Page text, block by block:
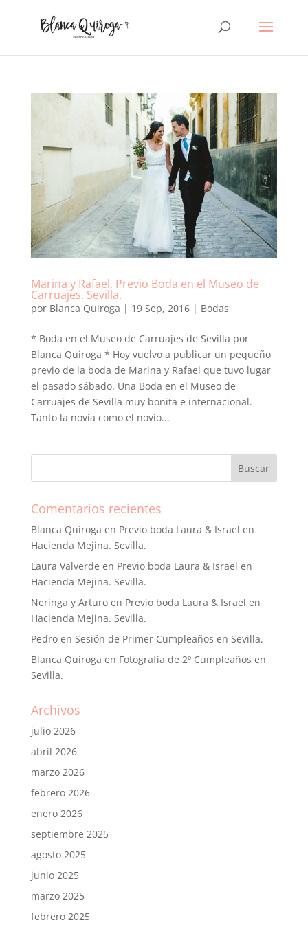
Marina y Rafael. Previo Boda en el Museo de
Carruajes. Sevilla.
por Blanca Quiroga | 19 Sep, 2016| Bodas
* Boda en el Museo de Carruajes de Sevilla por
Blanca Quiroga * Hoy vuelvo a publicar un pequeño
previo de la boda de Marina y Rafael que tuvo lugar
el pasado sábado. Una Boda en el Museo de
Carruajes de Sevilla muy bonita e internacional.
Tanto la novia como el novio...
Comentarios recientes
Blanca Quiroga en Previo boda Laura & Israel en
Hacienda Mejina. Sevilla.
Laura Valverde en Previo boda Laura & Israel en
Hacienda Mejina. Sevilla.
Neringa y Arturoen Previo boda Laura & Israel en
Hacienda Mejina. Sevilla.
Pedroen Sesión de Primer Cumpleaños en Sevilla.
Blanca Quiroga en Fotografía de 2º Cumpleaños en
Sevilla.
Archivos
julio 2026
abril 2026
marzo 2026
febrero 2026
enero 2026
septiembre 2025
agosto 2025
junio 2025
marzo 2025
febrero 2025